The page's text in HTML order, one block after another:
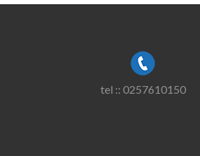
tel :: 0257610150